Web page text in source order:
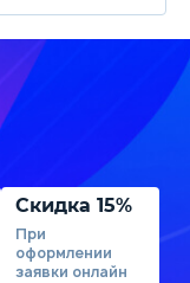
Скидка 15%
При
оформлении
заявки онлайн